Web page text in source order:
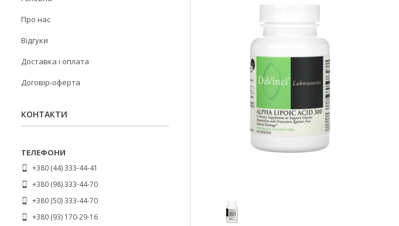
Про нас
Відгуки
Доставка і оплата
Договір-оферта
КОНТАКТИ
+380 (44) 333-44-41
+380 (98) 333-44-70
+380 (50) 333-44-70
+380 (93) 170-29-16